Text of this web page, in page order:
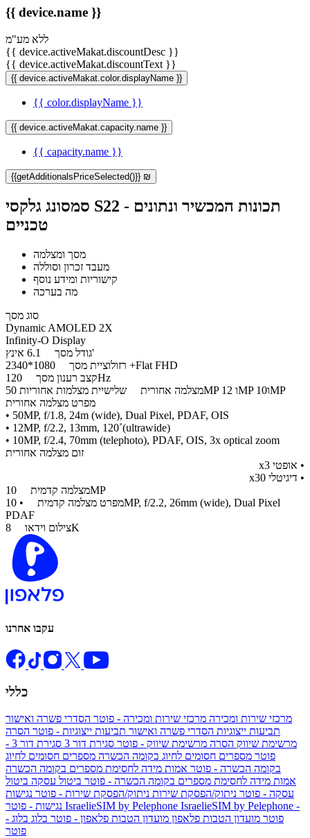
{{ device.name }}
ללא מע"מ
{{ device.activeMakat.discountDesc }}
{{ device.activeMakat.discountText }}
{{ device.activeMakat.color.displayName }}
{{ color.displayName }}
{{ device.activeMakat.capacity.name }}
{{ capacity.name }}
{{getAdditionalsPriceSelected()}} ₪
סמסונג גלקסי S22 - תכונות המכשיר ונתונים
טכניים
מסך ומצלמה
מעבד זכרון וסוללה
קישוריות ומידע נוסף
מה בערכה
סוג מסך
Dynamic AMOLED 2X
Infinity-O Display
גודל מסך6.1 אינץ'
רזולוציית מסך 1080*2340 +Flat FHD
קצב רענון מסך120Hz
מצלמה אחורית
שלישיית מצלמות אחוריות 50MP ו 12MP ו10MP
מפרט מצלמה אחורית
• 50MP, f/1.8, 24m (wide), Dual Pixel, PDAF, OIS
• 12MP, f/2.2, 13mm, 120˚(ultrawide)
• 10MP, f/2.4, 70mm (telephoto), PDAF, OIS, 3x optical zoom
זום מצלמה אחורית
​• אופטי x3
• דיגיטלי x30
מצלמה קדמית10MP
מפרט מצלמה קדמית
• 10MP, f/2.2, 26mm (wide), Dual Pixel
PDAF
צילום וידאו8K
עקבו אחרנו
כללי
מרכזי שירות ומכירה מרכזי שירות ומכירה - פוטר הסדרי פשרה ואישור
תביעות ייצוגיות הסדרי פשרה ואישור תביעות ייצוגיות - פוטר הסרה
מרשימת שיווק הסרה מרשימת שיווק - פוטר סגירת דור 3
סגירת דור 3 -
פוטר מספרים חסומים לחיוג בקומה הכשרה מספרים חסומים לחיוג
בקומה הכשרה - פוטר אמות מידה לחסימת מספרים בקומה הכשרה
אמות מידה לחסימת מספרים בקומה הכשרה - פוטר ביטול עסקה ביטול
עסקה - פוטר ניתוק/הפסקת שירות ניתוק/הפסקת שירות - פוטר נגישות
IsraelieSIM by Pelephone IsraelieSIM by Pelephone -
פוטר מועדון הטבות פלאפון מועדון הטבות פלאפון - פוטר בלוג בלוג -
פוטר